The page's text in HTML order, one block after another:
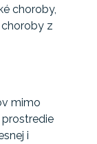
choroby,
z
mimo
i